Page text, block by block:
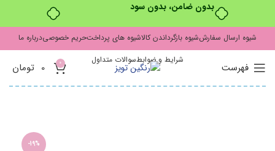
بدون ضامن، بدون سود
شیوه ارسال سفارششیوه بازگرداندن کالاشیوه های پرداختحریم خصوصیدرباره ما
شرایط و ضوابطسوالات متداول
فهرست 0
0 تومان
-19%